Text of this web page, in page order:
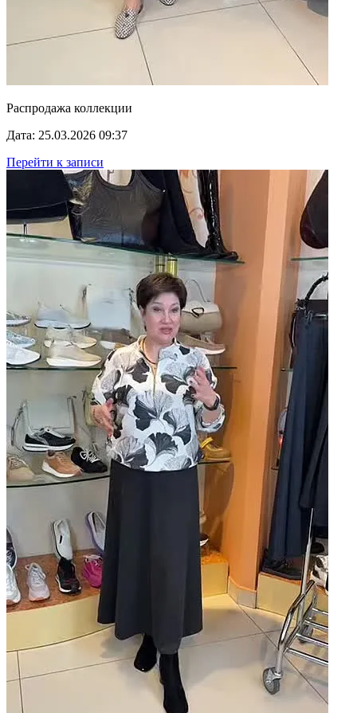
Распродажа коллекции
Дата: 25.03.2026 09:37
Перейти к записи